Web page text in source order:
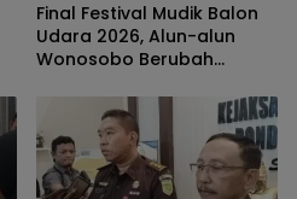
Final Festival Mudik Balon
Udara 2026, Alun-alun
Wonosobo Berubah